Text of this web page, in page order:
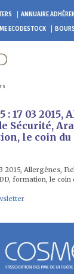
ANNUAIRE
ECODESTOCK
: 17 03 2015,
Sécurité,
le coin
2015, Allergènes,
formation, le coin